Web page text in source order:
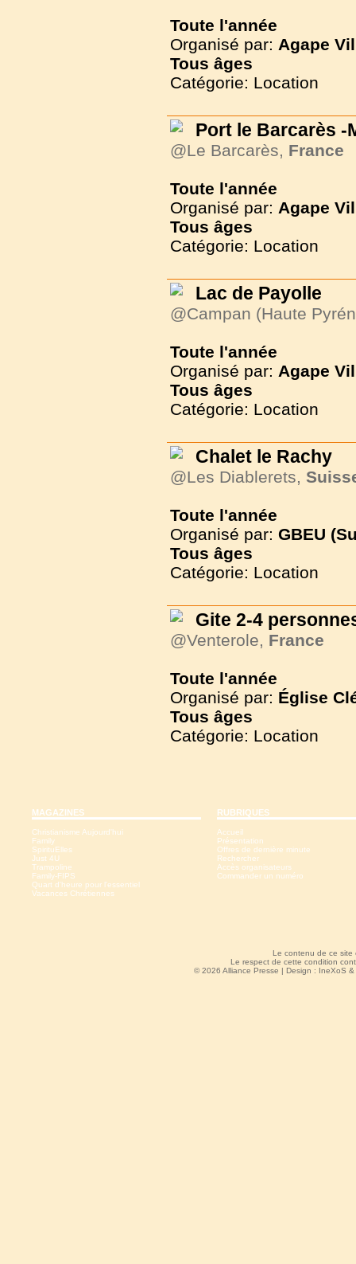
Toute l'année
Organisé par: Agape
Tous âges
Catégorie: Location
Port le Barcarès -
@Le Barcarès, France
Toute l'année
Organisé par: Agape
Tous âges
Catégorie: Location
Lac de Payolle
@Campan (Haute
Toute l'année
Organisé par: Agape
Tous âges
Catégorie: Location
Chalet le Rachy
@Les Diablerets,
Toute l'année
Organisé par: GBEU
Tous âges
Catégorie: Location
Gite 2-4
@Venterole, France
Toute l'année
Organisé par: Église
Tous âges
Catégorie: Location
MAGAZINES
Christianisme Aujourd'hui
Family
SpirituElles
Just 4U
Trampoline
Family-FIPS
Quart d'heure pour l'essentiel
Vacances Chrétiennes
RUBRIQUES
Accueil
Présentation
Offres de dernière minute
Rechercher
Accès organisateurs
Commander un numéro
Le contenu de ce site
Le respect de cette condition
© 2026 Alliance Presse | Design : IneXoS &